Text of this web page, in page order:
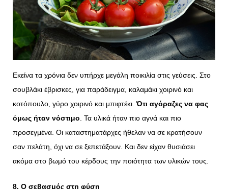
Εκείνα τα χρόνια δεν υπήρχε μεγάλη ποικιλία στις γεύσεις. Στο
σουβλάκι έβρισκες, για παράδειγμα, καλαμάκι χοιρινό και
κοτόπουλο, γύρο χοιρινό και μπιφτέκι.Ότι αγόραζες να φας
όμως ήταν νόστιμο . Τα υλικά ήταν πιο αγνά και πιο
προσεγμένα. Οι καταστηματάρχες ήθελαν να σε κρατήσουν
σαν πελάτη, όχι να σε ξεπετάξουν. Και δεν είχαν θυσιάσει
ακόμα στο βωμό του κέρδους την ποιότητα των υλικών τους.
8. Ο σεβασμός στη φύση